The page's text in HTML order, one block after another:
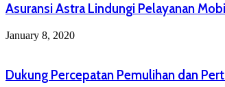
Asuransi Astra Lindungi Pelayanan
January 8, 2020
Dukung Percepatan Pemulihan dan